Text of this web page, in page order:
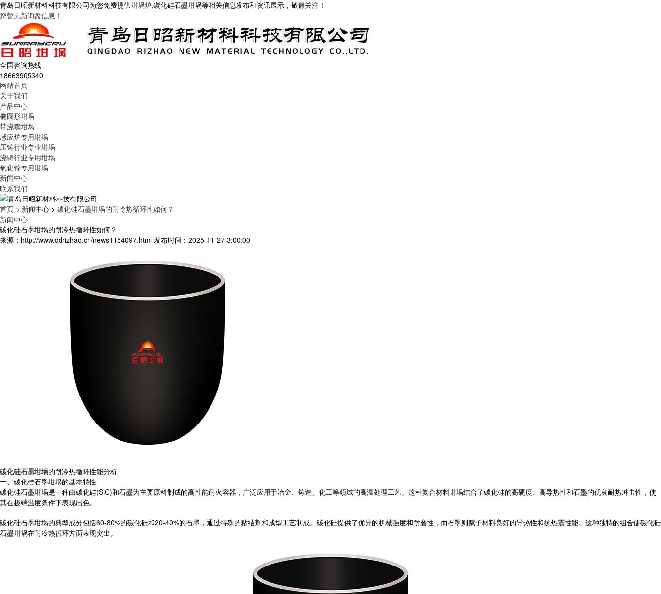
青岛日昭新材料科技有限公司为您免费提供坩埚炉,碳化硅石墨坩埚等相关信息发布和资讯展示，敬请关注！
您暂无新询盘信息！
全国咨询热线
18663905340
网站首页
关于我们
产品中心
椭圆形坩埚
带浇嘴坩埚
感应炉专用坩埚
压铸行业专业坩埚
浇铸行业专用坩埚
氧化锌专用坩埚
新闻中心
联系我们
首页 > 新闻中心 > 碳化硅石墨坩埚的耐冷热循环性如何？
新闻中心
碳化硅石墨坩埚的耐冷热循环性如何？
来源：http://www.qdrizhao.cn/news1154097.html 发布时间：2025-11-27 3:00:00
碳化硅石墨坩埚的耐冷热循环性能分析
一、碳化硅石墨坩埚的基本特性
碳化硅石墨坩埚是一种由碳化硅(SiC)和石墨为主要原料制成的高性能耐火容器，广泛应用于冶金、铸造、化工等领域的高温处理工艺。这种复合材料坩埚结合了碳化硅的高硬度、高导热性和石墨的优良耐热冲击性，使
其在极端温度条件下表现出色。
碳化硅石墨坩埚的典型成分包括60-80%的碳化硅和20-40%的石墨，通过特殊的粘结剂和成型工艺制成。碳化硅提供了优异的机械强度和耐磨性，而石墨则赋予材料良好的导热性和抗热震性能。这种独特的组合使碳化硅
石墨坩埚在耐冷热循环方面表现突出。